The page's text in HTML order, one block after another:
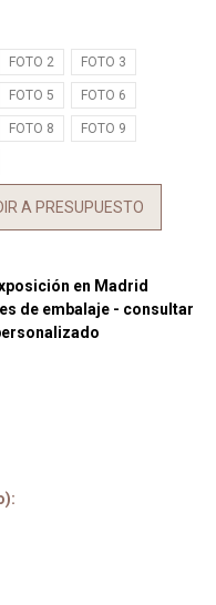
FOTO 2 FOTO 3
FOTO 5 FOTO 6
FOTO 8 FOTO 9
A PRESUPUESTO
en Madrid
de embalaje - consultar